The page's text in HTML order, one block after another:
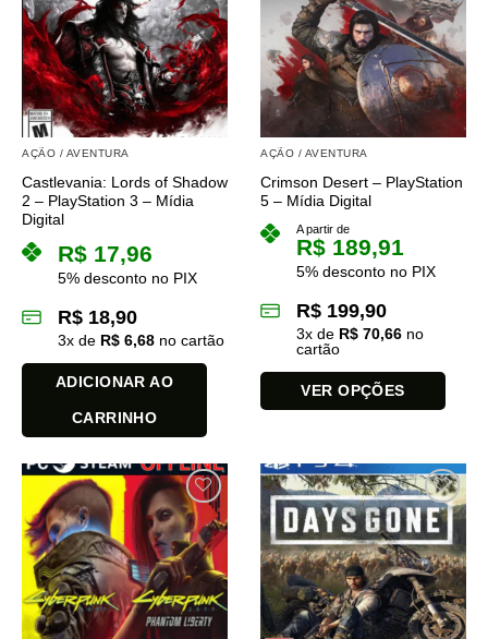
AÇÃO / AVENTURA
Castlevania: Lords of Shadow
2 – PlayStation 3 – Mídia
Digital
R$ 17,96
5% desconto no PIX
R$ 18,90
3x de R$ 6,68 no cartão
ADICIONAR AO
CARRINHO
AÇÃO / AVENTURA
Crimson Desert – PlayStation
5 – Mídia Digital
A partir de
R$ 189,91
5% desconto no PIX
R$ 199,90
3x de R$ 70,66 no
cartão
VER OPÇÕES
tem
várias
variantes.
As
opções
podem
ser
escolhidas